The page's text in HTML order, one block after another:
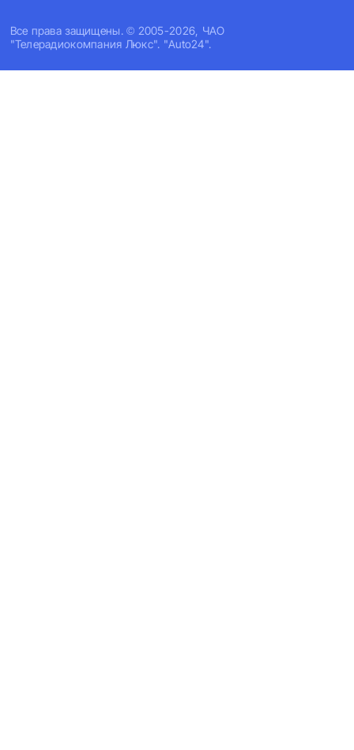
Все права защищены. © 2005-2026, ЧАО
"Телерадиокомпания Люкс". "Auto24".